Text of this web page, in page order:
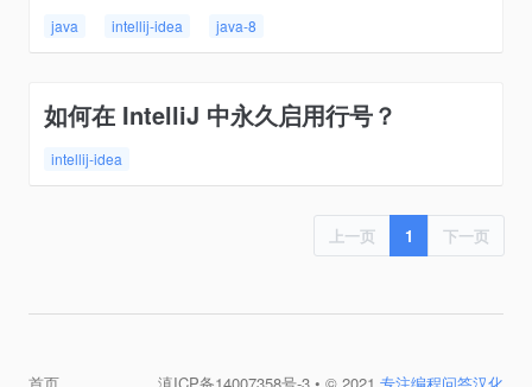
java intellij-idea java-8
如何在 IntelliJ 中永久启用行号？
intellij-idea
上一页 1 下一页